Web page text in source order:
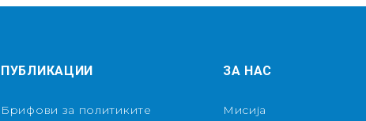
ПУБЛИКАЦИИ
Брифови за политиките
ЗА НАС
Мисија